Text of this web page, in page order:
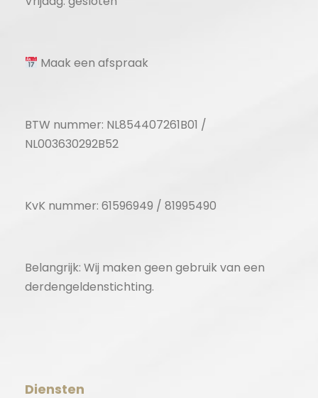
Maak een afspraak
BTW nummer: NL854407261B01 /
NL003630292B52
KvK nummer: 61596949 / 81995490
Belangrijk: Wij maken geen gebruik van een
derdengeldenstichting.
Diensten